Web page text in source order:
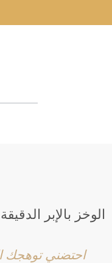
الوخز بالإبر الدقيقة
احتضني توهجك